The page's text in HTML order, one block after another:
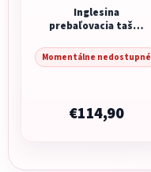
Inglesina
prebaľovacia taška
Momentálne nedostupné
€114,90